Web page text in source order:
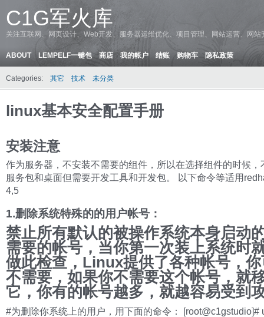
C1G军火库
关注互联网、网页设计、Web开发、服务器运维优化、项目管理、网站运营、网
ABOUT LEMPELF一键包 商店 我的帐户 结账 购物车 隐私政策
Categories: 其它 技术 未分类
linux基本安全配置手册
安装注意
作为服务器，不安装不需要的组件，所以在选择组件的时候，
服务包和桌面但需要开发工具和开发包。 以下命令等适用
4,5
1.删除系统特殊的的用户帐号：
禁止所有默认的被操作系统本身启动
需要的帐号，当你第一次装上系统时
做此检查，Linux提供了各种帐号，
不需要，如果你不需要这个帐号，就
它，你有的帐号越多，就越容易受到
#为删除你系统上的用户，用下面的命令： [root@c1gstudio]#